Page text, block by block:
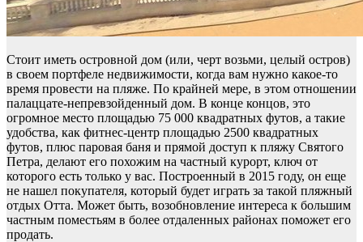
Стоит иметь островной дом (или, черт возьми, целый остров)
в своем портфеле недвижимости, когда вам нужно какое-то
время провести на пляже. По крайней мере, в этом отношении
палаццате-непревзойденный дом. В конце концов, это
огромное место площадью 75 000 квадратных футов, а такие
удобства, как фитнес-центр площадью 2500 квадратных
футов, плюс паровая баня и прямой доступ к пляжу Святого
Петра, делают его похожим на частный курорт, ключ от
которого есть только у вас. Построенный в 2015 году, он еще
не нашел покупателя, который будет играть за такой пляжный
отдых Отта. Может быть, возобновление интереса к большим
частным поместьям в более отдаленных районах поможет его
продать.